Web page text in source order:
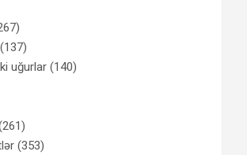
(137)
uğurlar (140)
(353)